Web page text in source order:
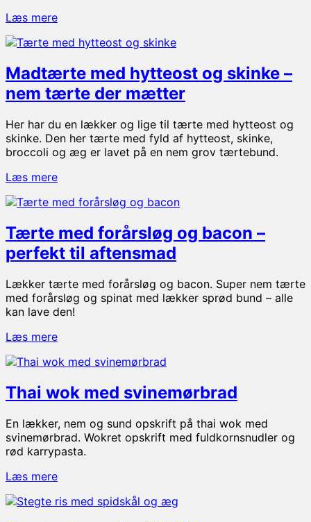
Læs mereTærte
spidskål,
og
peberfrugt
Madtærte med hytteost og skinke –
nem tærte der mætter
Her har du en lækker og lige til tærte med hytteost og
skinke. Den her tærte med fyld af hytteost, skinke,
broccoli og æg er lavet på en nem grov tærtebund.
Læs mereMadtærte
hytteost
skinke
–
nem
der
mætter
Tærte med forårsløg og bacon –
perfekt til aftensmad
Lækker tærte med forårsløg og bacon. Super nem tærte
med forårsløg og spinat med lækker sprød bund – alle
kan lave den!
Læs mereTærte
forårsløg
bacon
–
perfekt
til
aftensmad
Thai wok med svinemørbrad
En lækker, nem og sund opskrift på thai wok med
svinemørbrad. Wokret opskrift med fuldkornsnudler og
rød karrypasta.
Læs mereThai
med